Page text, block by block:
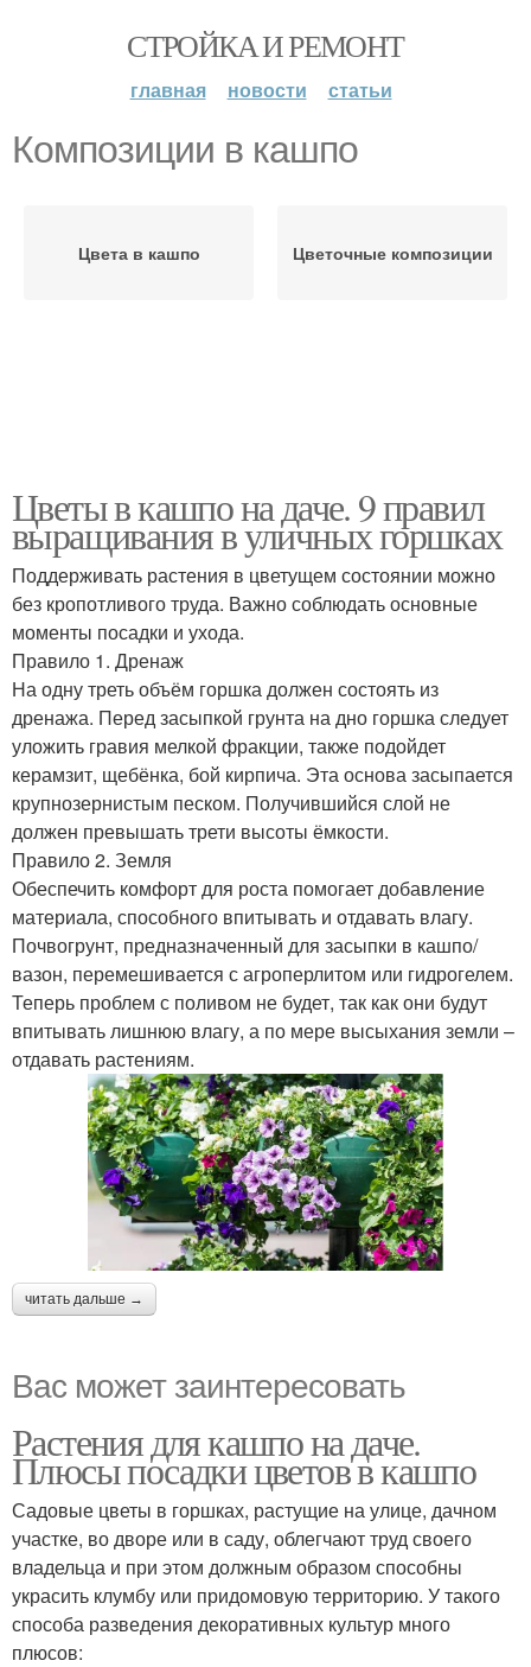
СТРОЙКА И РЕМОНТ
главная новости статьи
Композиции в кашпо
Цвета в кашпо Цветочные композиции
Цветы в кашпо на даче. 9 правил
выращивания в уличных горшках
Поддерживать растения в цветущем состоянии можно
без кропотливого труда. Важно соблюдать основные
моменты посадки и ухода.
Правило 1. Дренаж
На одну треть объём горшка должен состоять из
дренажа. Перед засыпкой грунта на дно горшка следует
уложить гравия мелкой фракции, также подойдет
керамзит, щебёнка, бой кирпича. Эта основа засыпается
крупнозернистым песком. Получившийся слой не
должен превышать трети высоты ёмкости.
Правило 2. Земля
Обеспечить комфорт для роста помогает добавление
материала, способного впитывать и отдавать влагу.
Почвогрунт, предназначенный для засыпки в кашпо/
вазон, перемешивается с агроперлитом или гидрогелем.
Теперь проблем с поливом не будет, так как они будут
впитывать лишнюю влагу, а по мере высыхания земли –
отдавать растениям.
читать дальше →
Вас может заинтересовать
Растения для кашпо на даче.
Плюсы посадки цветов в кашпо
Садовые цветы в горшках, растущие на улице, дачном
участке, во дворе или в саду, облегчают труд своего
владельца и при этом должным образом способны
украсить клумбу или придомовую территорию. У такого
способа разведения декоративных культур много
плюсов: